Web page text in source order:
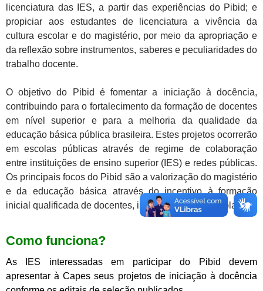
licenciatura das IES, a partir das experiências do Pibid; e
propiciar aos estudantes de licenciatura a vivência da
cultura escolar e do magistério, por meio da apropriação e
da reflexão sobre instrumentos, saberes e peculiaridades do
trabalho docente.
O objetivo do Pibid é fomentar a iniciação à docência,
contribuindo para o fortalecimento da formação de docentes
em nível superior e para a melhoria da qualidade da
educação básica pública brasileira. Estes projetos ocorrerão
em escolas públicas através de regime de colaboração
entre instituições de ensino superior (IES) e redes públicas.
Os principais focos do Pibid são a valorização do magistério
e da educação básica através do incentivo à formação
inicial qualificada de docentes, integrando IES e escolas.
Como funciona?
As IES interessadas em participar do Pibid devem
apresentar à Capes seus projetos de iniciação à docência